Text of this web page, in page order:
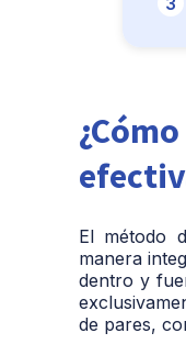
El método
manera
dentro y
de pares,